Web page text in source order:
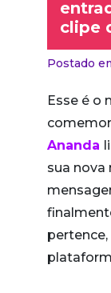
clipe
Postado
Esse é o
Ananda
sua nova